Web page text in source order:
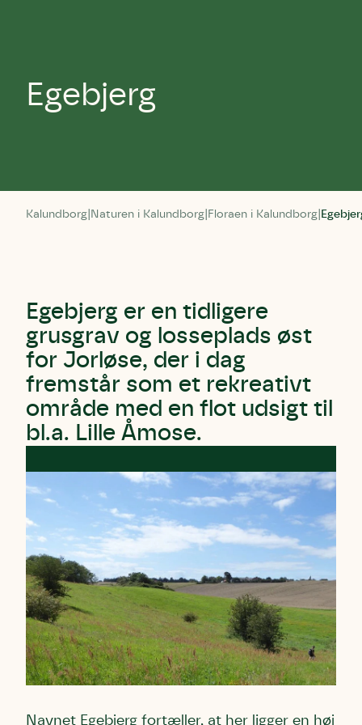
Egebjerg
Kalundborg Naturen i Kalundborg Floraen i Kalundborg
Egebjerg er en tidligere
grusgrav og losseplads øst
for Jorløse, der i dag
fremstår som et rekreativt
område med en flot udsigt til
bl.a. Lille Åmose.
Navnet Egebjerg fortæller, at her ligger en høj
Skriv under (hjørring)
Efternavn
Email
Telefon
Sund Limfjord
Efternavn
Email
Telefon
Storken tilbage til Kolding
Efternavn
Email
Telefon